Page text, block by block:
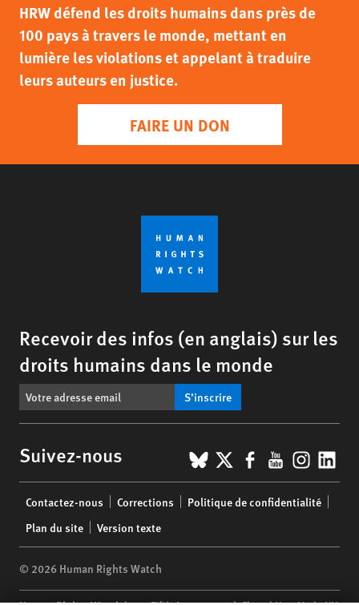
HRW défend les droits humains dans près de
100 pays à travers le monde, mettant en
lumière les violations et appelant à traduire
leurs auteurs en justice.
FAIRE UN DON
Recevoir des infos (en anglais) sur les
droits humains dans le monde
S’inscrire
Suivez-nous BlueSky
X Facebook
YouTube
menu
Contactez-nous Corrections
Politique de confidentialité
Plan du site
Version texte
© 2026 Human Rights Watch